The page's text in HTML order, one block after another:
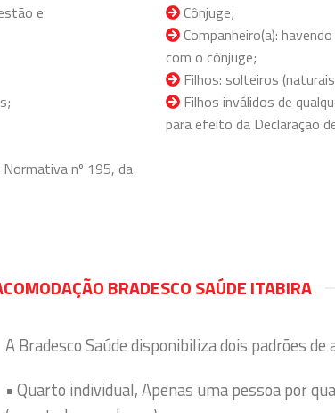
e
nº 195, da
Cônjuge;
Companheiro(a):
com o cônjuge;
Filhos: solteiros
Filhos inválidos de
para efeito da Declaração
BRADESCO SAÚDE ITABIRA
A Bradesco Saúde disponibiliza dois padrões
• Quarto individual, Apenas uma pessoa por